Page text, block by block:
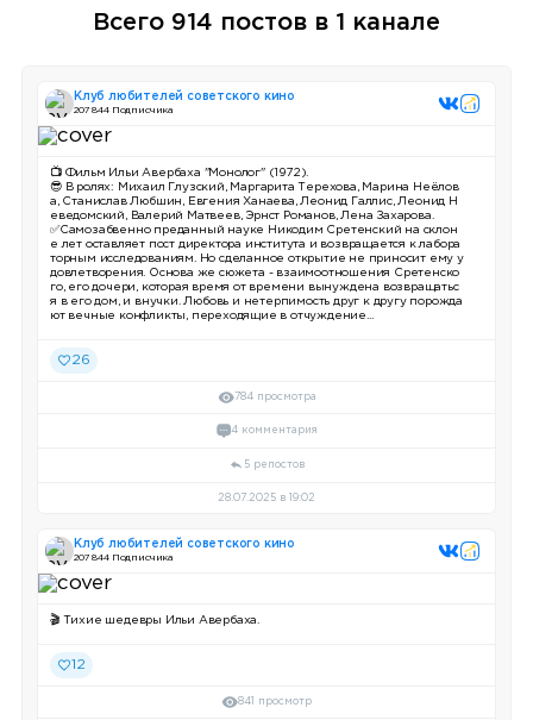
Всего 914 постов в 1 канале
Клуб любителей советского кино
207 844 Подписчика
📺 Фильм Ильи Авербаха "Монолог" (1972).
😎 В ролях: Михаил Глузский, Маргарита Терехова, Марина Неёлов
а, Станислав Любшин, Евгения Ханаева, Леонид Галлис, Леонид Н
еведомский, Валерий Матвеев, Эрнст Романов, Лена Захарова.
✅Самозабвенно преданный науке Никодим Сретенский на склон
е лет оставляет пост директора института и возвращается к лабора
торным исследованиям. Но сделанное открытие не приносит ему у
довлетворения. Основа же сюжета - взаимоотношения Сретенско
го, его дочери, которая время от времени вынуждена возвращатьс
я в его дом, и внучки. Любовь и нетерпимость друг к другу порожда
ют вечные конфликты, переходящие в отчуждение...
26
784 просмотра
4 комментария
5 репостов
28.07.2025 в 19:02
Клуб любителей советского кино
207 844 Подписчика
🎬 Тихие шедевры Ильи Авербаха.
12
841 просмотр